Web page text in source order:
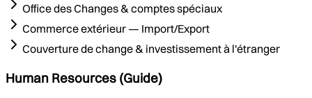
Office des Changes & comptes spéciaux
Commerce extérieur — Import/Export
Couverture de change & investissement à l'étranger
Human Resources (Guide)